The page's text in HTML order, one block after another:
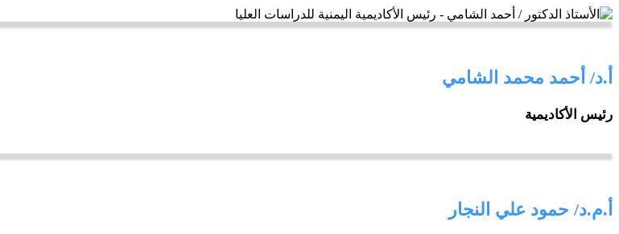
أ.د/ أحمد محمد الشامي
رئيس الأكاديمية
أ.م.د/ حمود علي النجار